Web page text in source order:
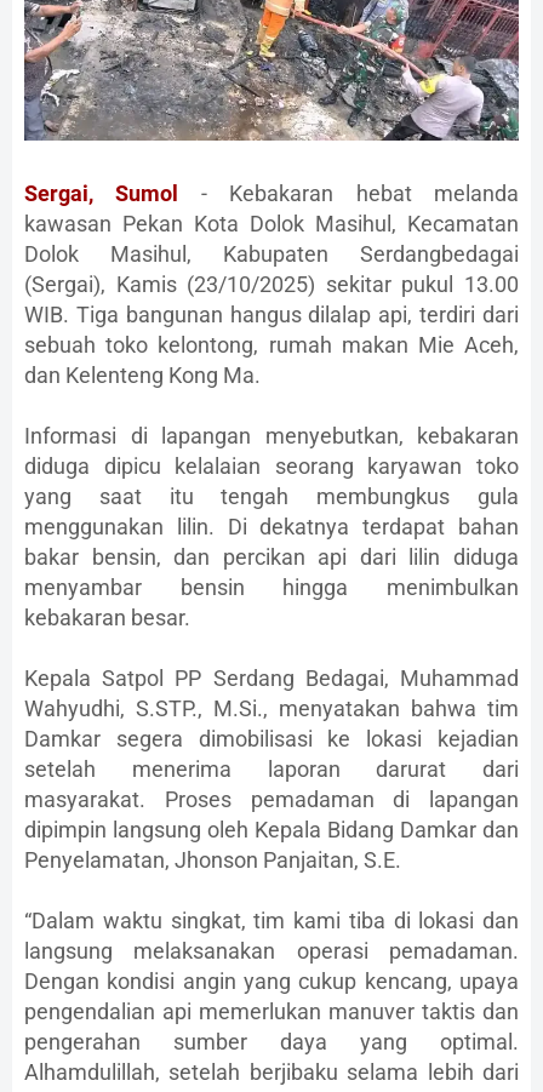
Sergai, Sumol - Kebakaran hebat melanda
kawasan Pekan Kota Dolok Masihul, Kecamatan
Dolok Masihul, Kabupaten Serdangbedagai
(Sergai), Kamis (23/10/2025) sekitar pukul 13.00
WIB. Tiga bangunan hangus dilalap api, terdiri dari
sebuah toko kelontong, rumah makan Mie Aceh,
dan Kelenteng Kong Ma.
Informasi di lapangan menyebutkan, kebakaran
diduga dipicu kelalaian seorang karyawan toko
yang saat itu tengah membungkus gula
menggunakan lilin. Di dekatnya terdapat bahan
bakar bensin, dan percikan api dari lilin diduga
menyambar bensin hingga menimbulkan
kebakaran besar.
Kepala Satpol PP Serdang Bedagai, Muhammad
Wahyudhi, S.STP., M.Si., menyatakan bahwa tim
Damkar segera dimobilisasi ke lokasi kejadian
setelah menerima laporan darurat dari
masyarakat. Proses pemadaman di lapangan
dipimpin langsung oleh Kepala Bidang Damkar dan
Penyelamatan, Jhonson Panjaitan, S.E.
“Dalam waktu singkat, tim kami tiba di lokasi dan
langsung melaksanakan operasi pemadaman.
Dengan kondisi angin yang cukup kencang, upaya
pengendalian api memerlukan manuver taktis dan
pengerahan sumber daya yang optimal.
Alhamdulillah, setelah berjibaku selama lebih dari